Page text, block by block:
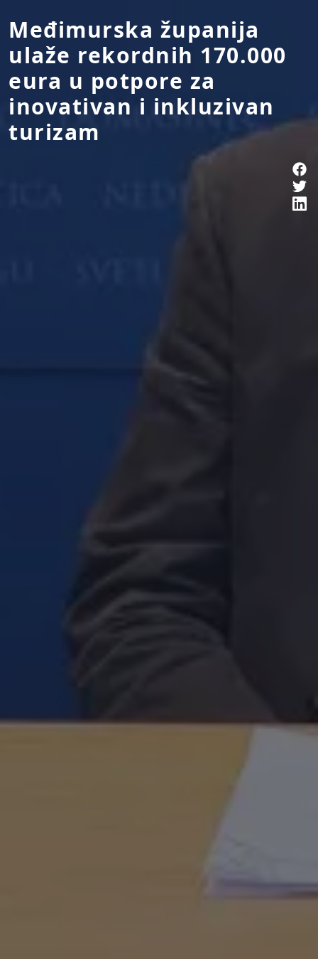
Međimurska županija
ulaže rekordnih 170.000
eura u potpore za
inovativan i inkluzivan
turizam